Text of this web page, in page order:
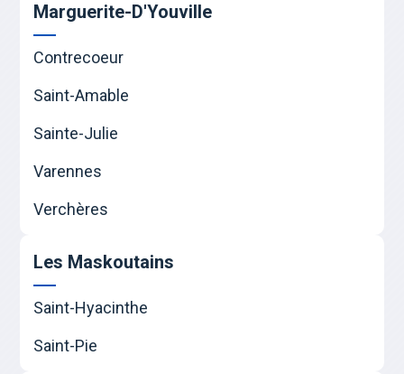
Marguerite-D'Youville
Contrecoeur
Saint-Amable
Sainte-Julie
Varennes
Verchères
Les Maskoutains
Saint-Hyacinthe
Saint-Pie